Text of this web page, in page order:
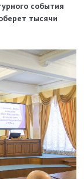
события
тысячи